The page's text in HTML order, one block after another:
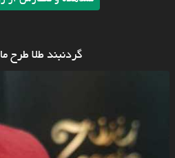
گردنبند طلا طرح